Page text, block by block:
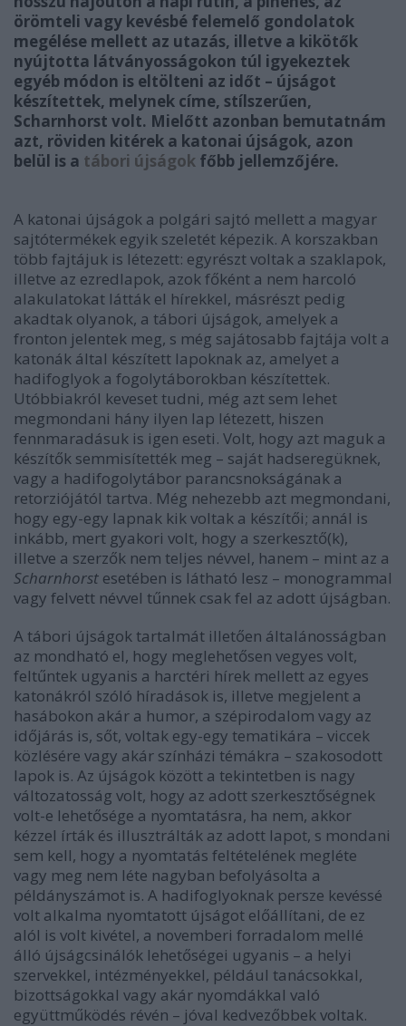
örömteli vagy kevésbé felemelő gondolatok
megélése mellett az utazás, illetve a kikötők
nyújtotta látványosságokon túl igyekeztek
egyéb módon is eltölteni az időt – újságot
készítettek, melynek címe, stílszerűen,
Scharnhorst volt. Mielőtt azonban bemutatnám
azt, röviden kitérek a katonai újságok, azon
belül is a tábori újságok főbb jellemzőjére.
A katonai újságok a polgári sajtó mellett a magyar
sajtótermékek egyik szeletét képezik. A korszakban
több fajtájuk is létezett: egyrészt voltak a szaklapok,
illetve az ezredlapok, azok főként a nem harcoló
alakulatokat látták el hírekkel, másrészt pedig
akadtak olyanok, a tábori újságok, amelyek a
fronton jelentek meg, s még sajátosabb fajtája volt a
katonák által készített lapoknak az, amelyet a
hadifoglyok a fogolytáborokban készítettek.
Utóbbiakról keveset tudni, még azt sem lehet
megmondani hány ilyen lap létezett, hiszen
fennmaradásuk is igen eseti. Volt, hogy azt maguk a
készítők semmisítették meg – saját hadseregüknek,
vagy a hadifogolytábor parancsnokságának a
retorziójától tartva. Még nehezebb azt megmondani,
hogy egy-egy lapnak kik voltak a készítői; annál is
inkább, mert gyakori volt, hogy a szerkesztő(k),
illetve a szerzők nem teljes névvel, hanem – mint az a
Scharnhorst esetében is látható lesz – monogrammal
vagy felvett névvel tűnnek csak fel az adott újságban.
A tábori újságok tartalmát illetően általánosságban
az mondható el, hogy meglehetősen vegyes volt,
feltűntek ugyanis a harctéri hírek mellett az egyes
katonákról szóló híradások is, illetve megjelent a
hasábokon akár a humor, a szépirodalom vagy az
időjárás is, sőt, voltak egy-egy tematikára – viccek
közlésére vagy akár színházi témákra – szakosodott
lapok is. Az újságok között a tekintetben is nagy
változatosság volt, hogy az adott szerkesztőségnek
volt-e lehetősége a nyomtatásra, ha nem, akkor
kézzel írták és illusztrálták az adott lapot, s mondani
sem kell, hogy a nyomtatás feltételének megléte
vagy meg nem léte nagyban befolyásolta a
példányszámot is. A hadifoglyoknak persze kevéssé
volt alkalma nyomtatott újságot előállítani, de ez
alól is volt kivétel, a novemberi forradalom mellé
álló újságcsinálók lehetőségei ugyanis – a helyi
szervekkel, intézményekkel, például tanácsokkal,
bizottságokkal vagy akár nyomdákkal való
együttműködés révén – jóval kedvezőbbek voltak.